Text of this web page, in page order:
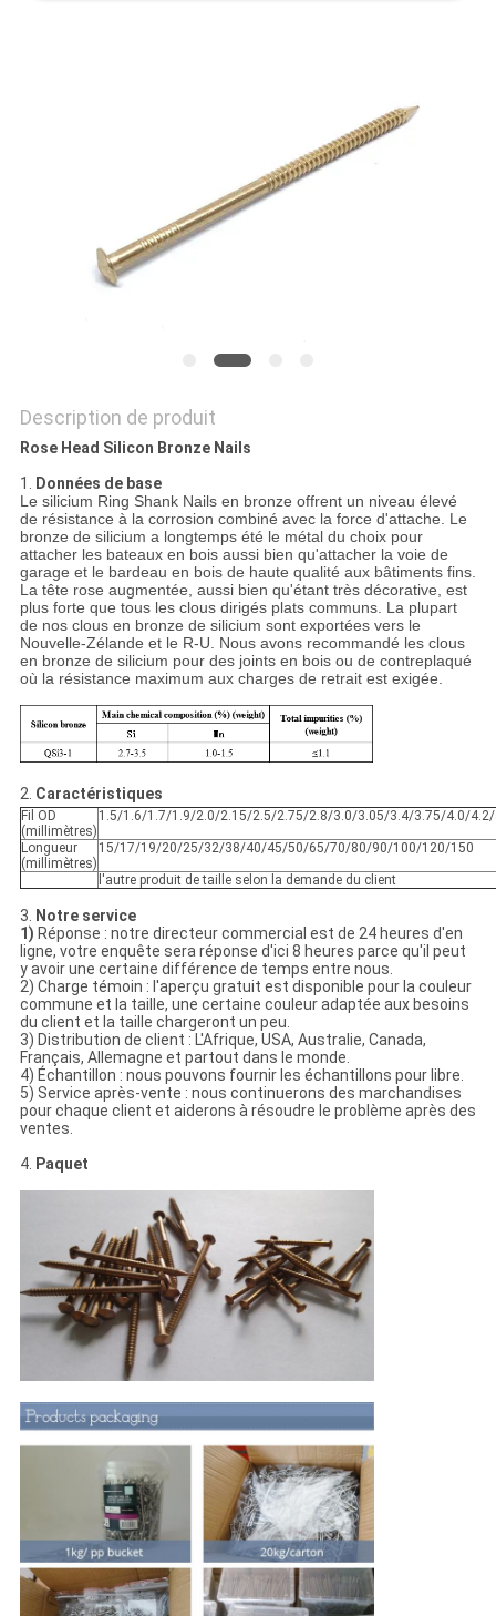
Description de produit
Rose Head Silicon Bronze Nails
1. Données de base
Le silicium Ring Shank Nails en bronze offrent un niveau élevé
de résistance à la corrosion combiné avec la force d'attache. Le
bronze de silicium a longtemps été le métal du choix pour
attacher les bateaux en bois aussi bien qu'attacher la voie de
garage et le bardeau en bois de haute qualité aux bâtiments fins.
La tête rose augmentée, aussi bien qu'étant très décorative, est
plus forte que tous les clous dirigés plats communs. La plupart
de nos clous en bronze de silicium sont exportées vers le
Nouvelle-Zélande et le R-U. Nous avons recommandé les clous
en bronze de silicium pour des joints en bois ou de contreplaqué
où la résistance maximum aux charges de retrait est exigée.
2. Caractéristiques
Fil OD
(millimètres)
1.5/1.6/1.7/1.9/2.0/2.15/2.5/2.75/2.8/3.0/3.05/3.4/3.75/4.0/
Longueur
(millimètres)
15/17/19/20/25/32/38/40/45/50/65/70/80/90/100/120/150
l'autre produit de taille selon la demande du client
3.
Notre service
1) Réponse : notre directeur commercial est de 24 heures d'en
ligne, votre enquête sera réponse d'ici 8 heures parce qu'il peut
y avoir une certaine différence de temps entre nous.
2) Charge témoin : l'aperçu gratuit est disponible pour la couleur
commune et la taille, une certaine couleur adaptée aux besoins
du client et la taille chargeront un peu.
3) Distribution de client : L'Afrique, USA, Australie, Canada,
Français, Allemagne et partout dans le monde.
4) Échantillon : nous pouvons fournir les échantillons pour libre.
5) Service après-vente : nous continuerons des marchandises
pour chaque client et aiderons à résoudre le problème après des
ventes.
4. Paquet